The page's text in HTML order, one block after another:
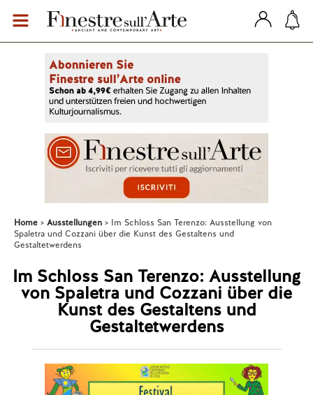
Home Ausstellungen
Im Schloss San Terenzo: Ausstellung von
Spaletra und Cozzani über die Kunst des Gestaltens und
Gestaltetwerdens
Im Schloss San Terenzo: Ausstellung
von Spaletra und Cozzani über die
Kunst des Gestaltens und
Gestaltetwerdens